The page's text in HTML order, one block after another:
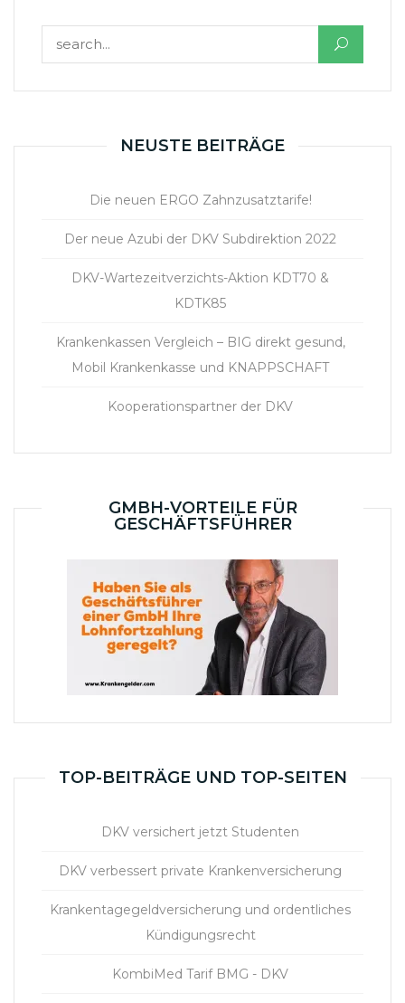
NEUSTE BEITRÄGE
Die neuen ERGO Zahnzusatztarife!
Der neue Azubi der DKV Subdirektion 2022
DKV-Wartezeitverzichts-Aktion KDT70 &
KDTK85
Krankenkassen Vergleich – BIG direkt gesund,
Mobil Krankenkasse und KNAPPSCHAFT
Kooperationspartner der DKV
GMBH-VORTEILE FÜR
GESCHÄFTSFÜHRER
TOP-BEITRÄGE UND TOP-SEITEN
DKV versichert jetzt Studenten
DKV verbessert private Krankenversicherung
Krankentagegeldversicherung und ordentliches
Kündigungsrecht
KombiMed Tarif BMG - DKV